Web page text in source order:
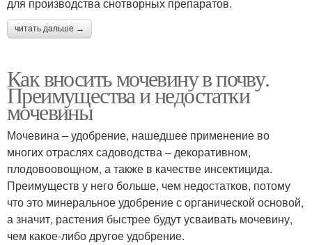
для производства снотворных препаратов.
читать дальше →
Как вносить мочевину в почву.
Преимущества и недостатки
мочевины
Мочевина – удобрение, нашедшее применение во
многих отраслях садоводства – декоративном,
плодовоовощном, а также в качестве инсектицида.
Преимуществ у него больше, чем недостатков, потому
что это минеральное удобрение с органической основой,
а значит, растения быстрее будут усваивать мочевину,
чем какое-либо другое удобрение.